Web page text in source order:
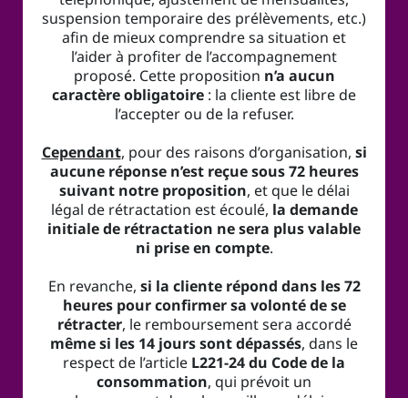
suspension temporaire des prélèvements, etc.)
afin de mieux comprendre sa situation et
l’aider à profiter de l’accompagnement
proposé. Cette proposition n’a aucun
caractère obligatoire : la cliente est libre de
l’accepter ou de la refuser.
Cependant, pour des raisons d’organisation, si
aucune réponse n’est reçue sous 72 heures
suivant notre proposition, et que le délai
légal de rétractation est écoulé, la demande
initiale de rétractation ne sera plus valable
ni prise en compte.
En revanche, si la cliente répond dans les 72
heures pour confirmer sa volonté de se
rétracter, le remboursement sera accordé
même si les 14 jours sont dépassés, dans le
respect de l’article L221-24 du Code de la
consommation, qui prévoit un